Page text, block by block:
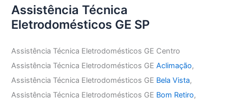
Assistência Técnica
Eletrodomésticos GE SP
Assistência Técnica Eletrodomésticos GE Centro
Assistência Técnica Eletrodomésticos GEAclimação,
Assistência Técnica Eletrodomésticos GE Bela Vista,
Assistência Técnica Eletrodomésticos GE Bom Retiro,